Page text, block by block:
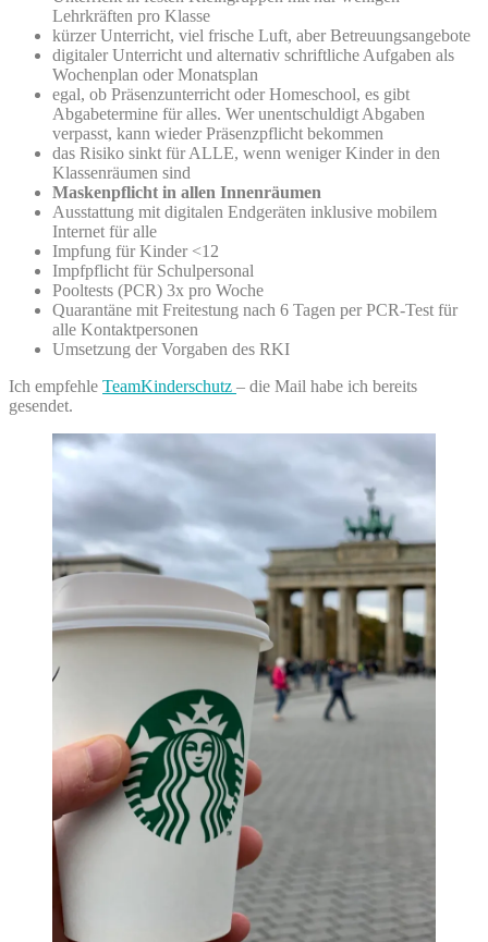
Lehrkräften pro Klasse
kürzer Unterricht, viel frische Luft, aber Betreuungsangebote
digitaler Unterricht und alternativ schriftliche Aufgaben als
Wochenplan oder Monatsplan
egal, ob Präsenzunterricht oder Homeschool, es gibt
Abgabetermine für alles. Wer unentschuldigt Abgaben
verpasst, kann wieder Präsenzpflicht bekommen
das Risiko sinkt für ALLE, wenn weniger Kinder in den
Klassenräumen sind
Maskenpflicht in allen Innenräumen
Ausstattung mit digitalen Endgeräten inklusive mobilem
Internet für alle
Impfung für Kinder <12
Impfpflicht für Schulpersonal
Pooltests (PCR) 3x pro Woche
Quarantäne mit Freitestung nach 6 Tagen per PCR-Test für
alle Kontaktpersonen
Umsetzung der Vorgaben des RKI
Ich empfehle TeamKinderschutz – die Mail habe ich bereits
gesendet.